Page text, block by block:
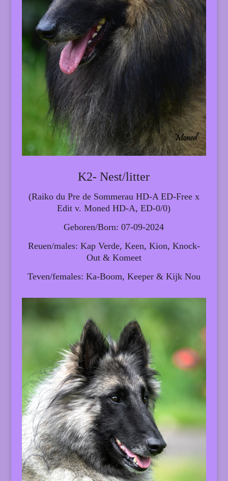
K2- Nest/litter
(Raiko du Pre de Sommerau HD-A ED-Free x
Edit v. Moned HD-A, ED-0/0)
Geboren/Born: 07-09-2024
Reuen/males: Kap Verde, Keen, Kion, Knock-
Out & Komeet
Teven/females: Ka-Boom, Keeper & Kijk Nou